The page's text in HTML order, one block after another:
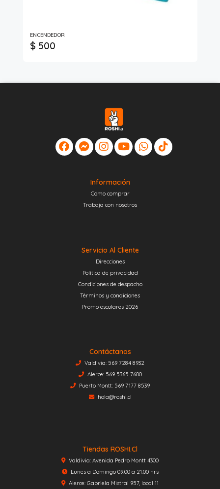
ENCENDEDOR
$ 500
Información
Cómo comprar
Trabaja con nosotros
Servicio Al Cliente
Direcciones
Política de privacidad
Condiciones de despacho
Términos y condiciones
Promo escolares 2026
Contáctanos
Valdivia: 569 7284 8932
Alerce: 569 5365 7600
Puerto Montt: 569 7177 8539
hola@roshi.cl
Tiendas ROSHI.cl
Valdivia: Avenida Pedro Montt 4300
Lunes a Domingo 09:00 a 21:00 hrs
Alerce: Gabriela Mistral 957, local 11